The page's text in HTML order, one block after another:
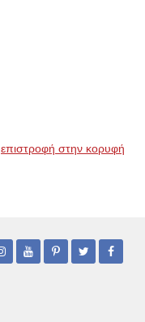
επιστροφή στην κορυφή